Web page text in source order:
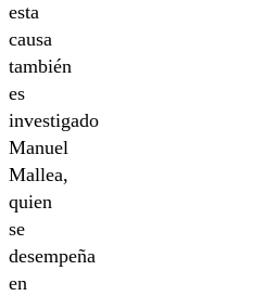
esta
causa
también
es
investigado
Manuel
Mallea,
quien
se
desempeña
en